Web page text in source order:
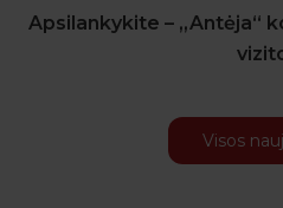
Apsilankykite – „Antėja“
Visos